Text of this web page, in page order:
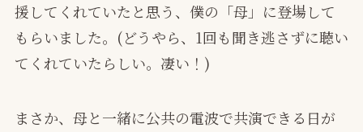
援してくれていたと思う、僕の「母」に登場して
もらいました。(どうやら、1回も聞き逃さずに聴い
てくれていたらしい。凄い！)
まさか、母と一緒に公共の電波で共演できる日が